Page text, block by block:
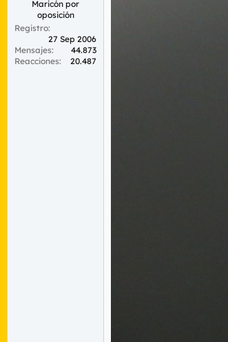
l
e
m
o
Maricón por
oposición
Registro
27 Sep 2006
Mensajes
44.873
Reacciones
20.487